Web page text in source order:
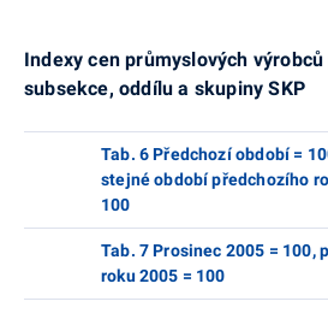
Indexy cen průmyslových
subsekce, oddílu a skupiny SKP
Tab. 6 Předchozí období =
stejné období předchozího
100
Tab. 7 Prosinec 2005 = 100,
roku 2005 = 100